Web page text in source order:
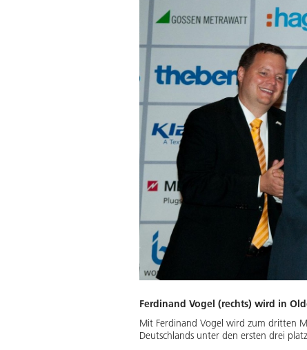
Ferdinand Vogel (rechts) wird in
Mit Ferdinand Vogel wird zum dritten
Deutschlands unter den ersten drei